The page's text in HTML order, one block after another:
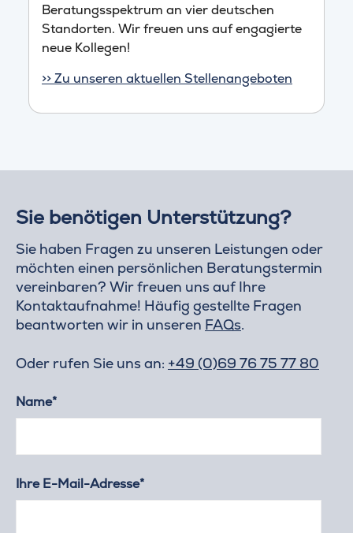
Beratungsspektrum an vier deutschen
Standorten. Wir freuen uns auf engagierte
neue Kollegen!
>> Zu unseren aktuellen Stellenangeboten
Sie benötigen Unterstützung?
Sie haben Fragen zu unseren Leistungen oder
möchten einen persönlichen Beratungstermin
vereinbaren? Wir freuen uns auf Ihre
Kontaktaufnahme! Häufig gestellte Fragen
beantworten wir in unseren FAQs.
Oder rufen Sie uns an: +49 (0)69 76 75 77 80
Name*
Ihre E-Mail-Adresse*